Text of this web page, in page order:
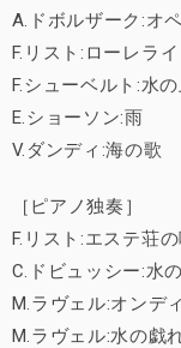
A.ドボルザーク:オ
F.リスト:ローレライ
F.シューベルト:水
E.ショーソン:雨
V.ダンディ:海の歌
［ピアノ独奏］
F.リスト:エステ荘
C.ドビュッシー:水
M.ラヴェル:オンデ
M.ラヴェル:水の戯